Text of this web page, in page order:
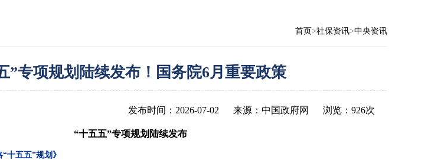
首页>社保资讯>中央资讯
”专项规划陆续发布！国务院6月重要政策
发布时间：2026-07-02 来源：中国政府网 浏览：926次
“十五五”专项规划陆续发布
十五五”规划》